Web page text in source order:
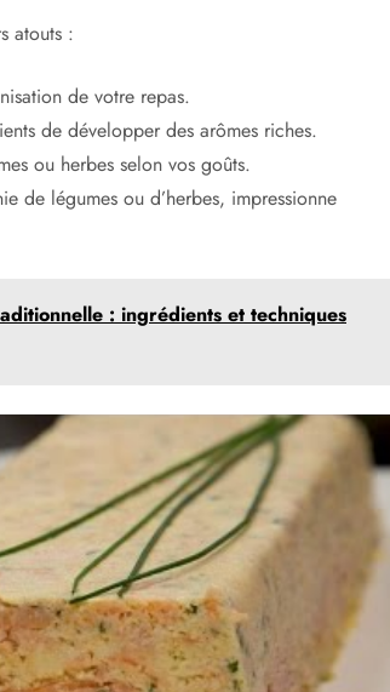
atouts :
de votre repas.
de développer des arômes riches.
ou herbes selon vos goûts.
de légumes ou d’herbes, impressionne
: ingrédients et techniques